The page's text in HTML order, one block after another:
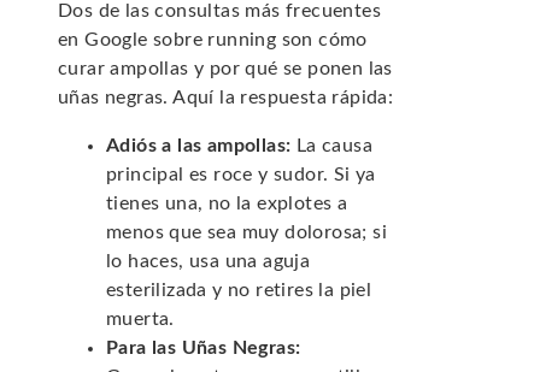
Dos de las consultas más frecuentes
en Google sobre running son cómo
curar ampollas y por qué se ponen las
uñas negras. Aquí la respuesta rápida:
Adiós a las ampollas: La causa
principal es roce y sudor. Si ya
tienes una, no la explotes a
menos que sea muy dolorosa; si
lo haces, usa una aguja
esterilizada y no retires la piel
muerta.
Para las Uñas Negras: